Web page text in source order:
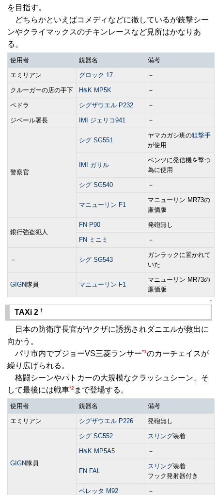
を目指す。
どちらかといえばコメディなどに徹しているが銃撃シー
ンやクライマックスのチキンレースなど見所はかなりあ
る。
使用者 銃器名 備考
エミリアン グロック 17 －
クルーガーの店の手下 H&K MP5K －
ペドラ シグザウエル P232 －
ジベール署長 IMI ジェリコ941 －
警察官
シグ SG551
ヤマカガシ班の狙撃手
が使用
IMI ガリル
ベンツに発信機を撃つ
為に使用
シグ SG540 －
マニューリン F1
マニューリン MR73の
廉価版
銀行強盗犯人
FN P90 発砲無し
FN ミニミ －
－ シグ SG543
ガンラックに置かれて
いた
GIGN隊員 マニューリン F1
マニューリン MR73の
廉価版
↑
TAXi 2 †
日本の防衛庁長官がヤクザに誘拐されダニエルが救出に
向かう。
パリ市内でプジョーVS三菱ランサー*1のカーチェイスが
繰り広げられる。
格闘シーンやパトカーの大規模なクラッシュシーン、そ
して最後には戦車*2 まで登場する。
使用者 銃器名 備考
エミリアン シグザウエル P226 発砲無し
GIGN隊員
シグ SG552 スリング装着
H&K MP5A5 －
FN FAL
スリング装着
フック発射器付き
ベレッタ M92 －